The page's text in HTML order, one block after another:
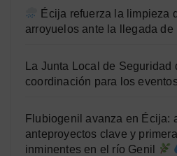
Écija refuerza la limpieza
arroyuelos ante la llegada
La Junta Local de
coordinación para los
Flubiogenil avanza en Écija:
anteproyectos clave y
inminentes en el río Genil